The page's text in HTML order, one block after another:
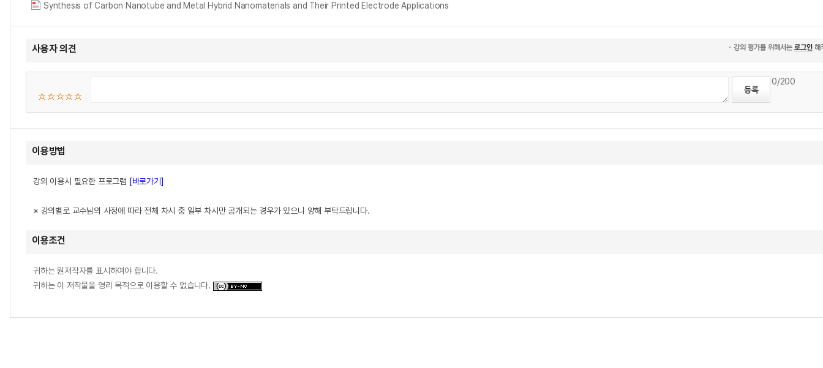
Synthesis of Carbon Nanotube and Metal Hybrid Nanomaterials and Their Printed Electrode Applications
사용자 의견
0/200
이용방법
강의 이용시 필요한 프로그램 [바로가기]
※ 강의별로 교수님의 사정에 따라 전체 차시 중 일부 차시만 공개되는 경우가 있으니 양해 부탁드립니다.
이용조건
귀하는 원저작자를 표시하여야 합니다.
귀하는 이 저작물을 영리 목적으로 이용할 수 없습니다.